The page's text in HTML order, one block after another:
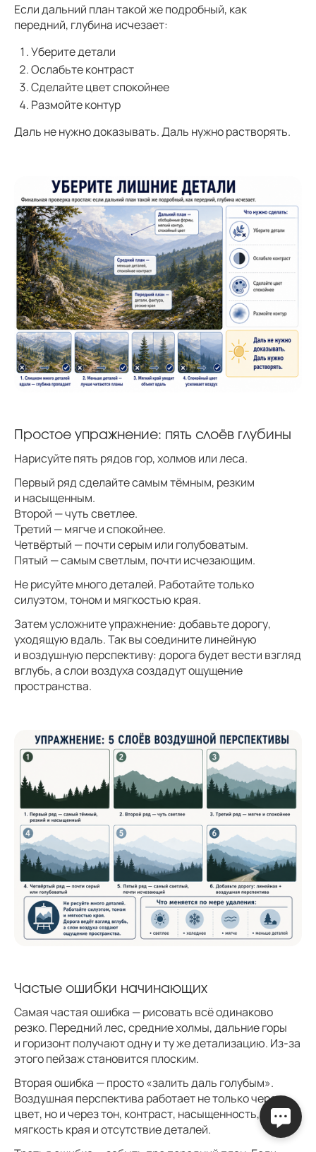
Если дальний план такой же подробный, как
передний, глубина исчезает:
Уберите детали
Ослабьте контраст
Сделайте цвет спокойнее
Размойте контур
Даль не нужно доказывать. Даль нужно растворять.
Простое упражнение: пять слоёв глубины
Нарисуйте пять рядов гор, холмов или леса.
Первый ряд сделайте самым тёмным, резким
и насыщенным.
Второй — чуть светлее.
Третий — мягче и спокойнее.
Четвёртый — почти серым или голубоватым.
Пятый — самым светлым, почти исчезающим.
Не рисуйте много деталей. Работайте только
силуэтом, тоном и мягкостью края.
Затем усложните упражнение: добавьте дорогу,
уходящую вдаль. Так вы соедините линейную
и воздушную перспективу: дорога будет вести взгляд
вглубь, а слои воздуха создадут ощущение
пространства.
Частые ошибки начинающих
Самая частая ошибка — рисовать всё одинаково
резко. Передний лес, средние холмы, дальние горы
и горизонт получают одну и ту же детализацию. Из-за
этого пейзаж становится плоским.
Вторая ошибка — просто «залить даль голубым».
Воздушная перспектива работает не только через
цвет, но и через тон, контраст, насыщенность,
мягкость края и отсутствие деталей.